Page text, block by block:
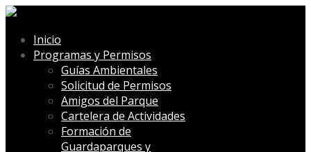
Inicio
Programas y Permisos
Guías Ambientales
Solicitud de Permisos
Amigos del Parque
Cartelera de Actividades
Formación de
Guardaparques y